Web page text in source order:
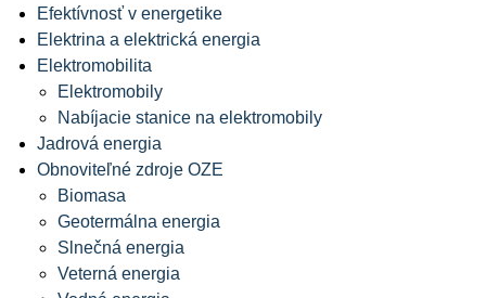
Efektívnosť v energetike
Elektrina a elektrická energia
Elektromobilita
Elektromobily
Nabíjacie stanice na elektromobily
Jadrová energia
Obnoviteľné zdroje OZE
Biomasa
Geotermálna energia
Slnečná energia
Veterná energia